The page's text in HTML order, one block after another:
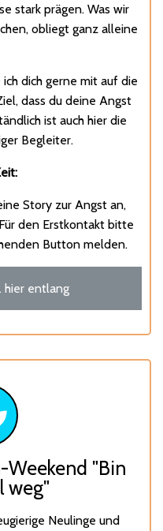
stark prägen. Was wir
obliegt ganz alleine
dich gerne mit auf die
dass du deine Angst
ist auch hier die
Begleiter.
Story zur Angst an,
den Erstkontakt bitte
Button melden.
hier entlang
"Bin
weg"
Neulinge und